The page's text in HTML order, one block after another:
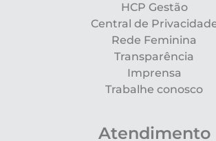
HCP Gestão
Central de
Rede Feminina
Transparência
Imprensa
Trabalhe conosco
Atendimento